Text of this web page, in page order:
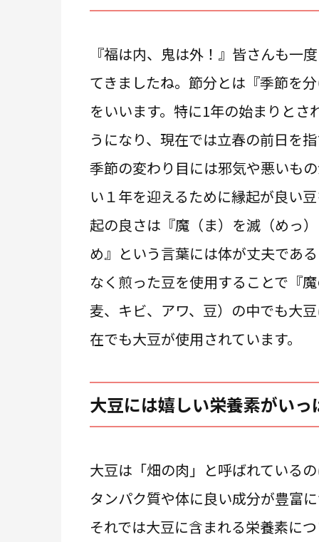
『福は内、鬼は外！』皆さんも一
てきましたね。節分とは『季節を
をいいます。特に1年の始まりと
うになり、現在では立春の前日を
季節の変わり目には邪気や悪いも
い１年を迎えるために縁起が良い
起の良さは『魔（ま）を滅（めっ
め』という言葉には体が丈夫であ
なく煎った豆を使用することで『
麦、キビ、アワ、豆）の中でも大
在でも大豆が使用されています。
大豆には嬉しい栄養素がいっ
大豆は「畑の肉」と呼ばれている
タンパク質や体に良い成分が豊富
それでは大豆に含まれる栄養素に